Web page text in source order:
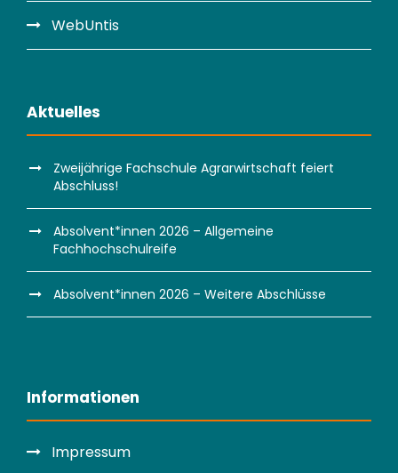
WebUntis
Aktuelles
Zweijährige Fachschule Agrarwirtschaft feiert
Abschluss!
Absolvent*innen 2026 – Allgemeine
Fachhochschulreife
Absolvent*innen 2026 – Weitere Abschlüsse
Informationen
Impressum